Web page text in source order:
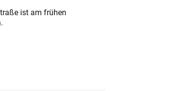
ist am frühen